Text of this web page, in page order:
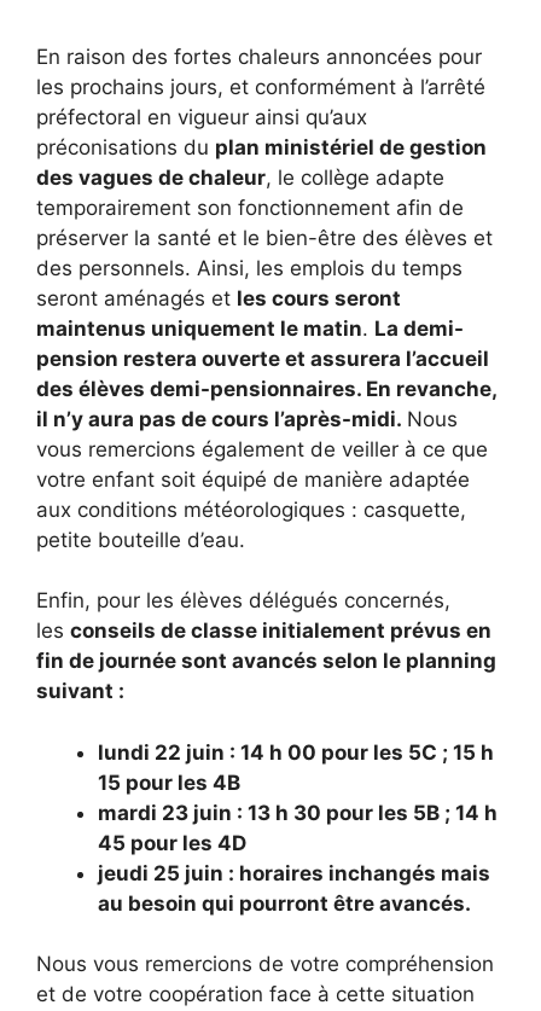
En raison des fortes chaleurs annoncées pour
les prochains jours, et conformément à l’arrêté
préfectoral en vigueur ainsi qu’aux
préconisations du plan ministériel de gestion
des vagues de chaleur, le collège adapte
temporairement son fonctionnement afin de
préserver la santé et le bien-être des élèves et
des personnels. Ainsi, les emplois du temps
seront aménagés et les cours seront
maintenus uniquement le matin. La demi-
pension restera ouverte et assurera l’accueil
des élèves demi-pensionnaires. En revanche,
il n’y aura pas de cours l’après-midi. Nous
vous remercions également de veiller à ce que
votre enfant soit équipé de manière adaptée
aux conditions météorologiques : casquette,
petite bouteille d’eau.
Enfin, pour les élèves délégués concernés,
les conseils de classe initialement prévus en
fin de journée sont avancés selon le planning
suivant :
lundi 22 juin : 14 h 00 pour les 5C ; 15 h
15 pour les 4B
mardi 23 juin : 13 h 30 pour les 5B ; 14 h
45 pour les 4D
jeudi 25 juin : horaires inchangés mais
au besoin qui pourront être avancés.
Nous vous remercions de votre compréhension
et de votre coopération face à cette situation